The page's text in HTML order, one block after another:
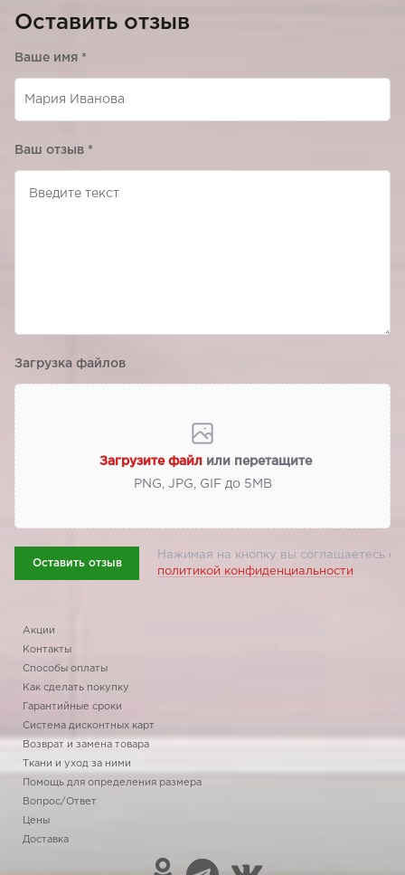
Оставить отзыв
Ваше имя *
Ваш отзыв *
Загрузка файлов
Загрузите файл или перетащите
PNG, JPG, GIF до 5МВ
Оставить отзыв
Нажимая на кнопку вы соглашаетесь с
политикой конфиденциальности
Акции
Контакты
Способы оплаты
Как сделать покупку
Гарантийные сроки
Система дисконтных карт
Возврат и замена товара
Ткани и уход за ними
Помощь для определения размера
Вопрос/Ответ
Цены
Доставка